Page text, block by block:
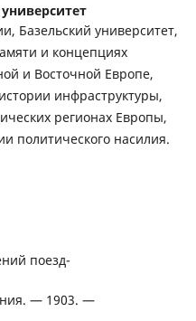
Базельский университет,
и концепциях
и Восточной Европе,
инфраструктуры,
регионах Европы,
политического насилия.
поезд-
— 1903. —